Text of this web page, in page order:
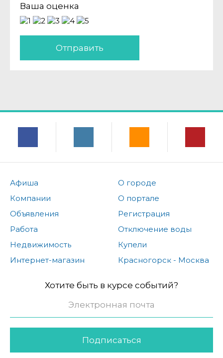
Ваша оценка
Отправить
Афиша
Компании
Объявления
Работа
Недвижимость
Интернет-магазин
О городе
О портале
Регистрация
Отключение воды
Купели
Красногорск - Москва
Хотите быть в курсе событий?
Подписаться